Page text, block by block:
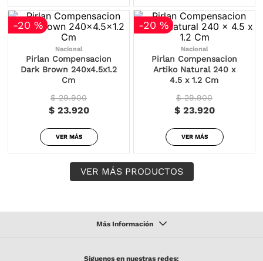
-20 %
Nacional
Pirlan Compensacion
Dark Brown 240x4.5x1.2
Cm
$ 29.900
$ 23.920
VER MÁS
-20 %
Nacional
Pirlan Compensacion
Artiko Natural 240 x
4.5 x 1.2 Cm
$ 29.900
$ 23.920
VER MÁS
Síguenos en nuestras redes: